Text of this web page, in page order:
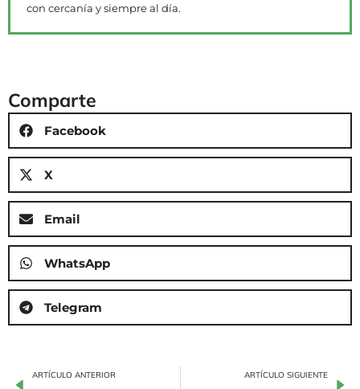
con cercanía y siempre al día.
Comparte
Facebook
X
Email
WhatsApp
Telegram
ARTÍCULO ANTERIOR ARTÍCULO SIGUIENTE